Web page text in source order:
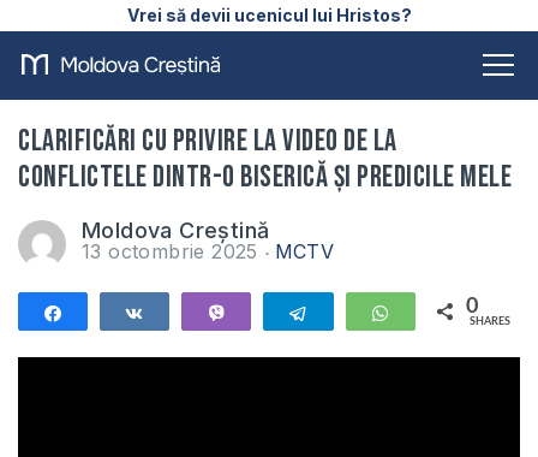
Vrei să devii ucenicul lui Hristos?
Clarificări cu privire la video de la
conflictele dintr-o biserică și predicile mele
Moldova Creștină
13 octombrie 2025 MCTV
Telegram WhatsApp
0
SHARES